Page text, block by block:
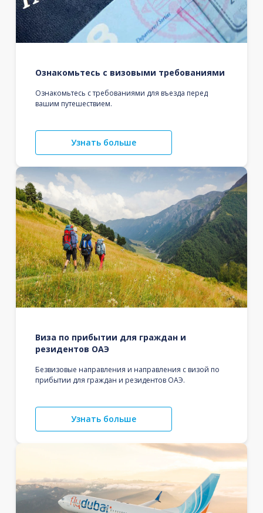
Ознакомьтесь с визовыми требованиями
Ознакомьтесь с требованиями для въезда перед
вашим путешествием.
Узнать больше
Виза по прибытии для граждан и
резидентов ОАЭ
Безвизовые направления и направления с визой по
прибытии для граждан и резидентов ОАЭ.
Узнать больше